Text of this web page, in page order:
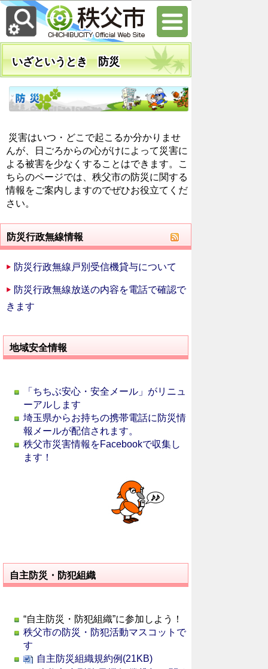
いざというとき 防災
災害はいつ・どこで起こるか分かりませ
んが、日ごろからの心がけによって災害に
よる被害を少なくすることはできます。こ
ちらのページでは、秩父市の防災に関する
情報をご案内しますのでぜひお役立てくだ
さい。
防災行政無線情報
防災行政無線戸別受信機貸与について
防災行政無線放送の内容を電話で確認で
きます
地域安全情報
「ちちぶ安心・安全メール」がリニュ
ーアルします
埼玉県からお持ちの携帯電話に防災情
報メールが配信されます。
秩父市災害情報をFacebookで収集し
ます！
自主防災・防犯組織
“自主防災・防犯組織”に参加しよう！
秩父市の防災・防犯活動マスコットで
す
自主防災組織規約例(21KB)